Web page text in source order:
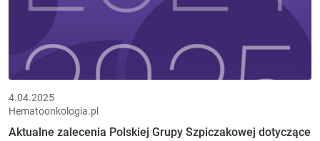
4.04.2025
Hematoonkologia.pl
Aktualne zalecenia Polskiej Grupy Szpiczakowej dotyczące